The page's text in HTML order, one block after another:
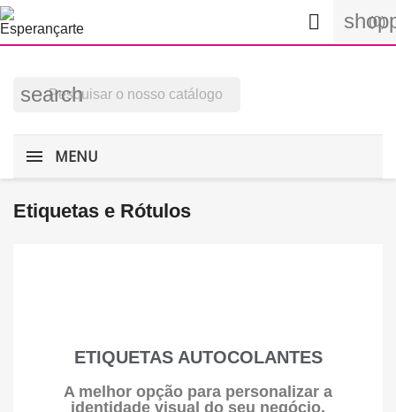
(0)

search
MENU
Etiquetas e Rótulos
ETIQUETAS AUTOCOLANTES
A melhor opção para personalizar a
identidade visual do seu negócio.